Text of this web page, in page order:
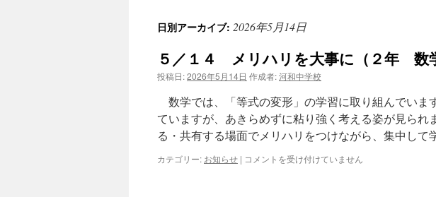
日別アーカイブ: 2026年5月14日
５／１４ メリハリを大事に（２年 数
投稿日:2026年5月14日 作成者:河和中学校
数学では、「等式の変形」の学習に取り組んでいま
ていますが、あきらめずに粘り強く考える姿が見られ
る・共有する場面でメリハリをつけながら、集中し
カテゴリー: お知らせ | ５
コメントを受け付けていません